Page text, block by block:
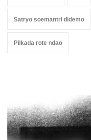
Satryo soemantri didemo
Pilkada rote ndao